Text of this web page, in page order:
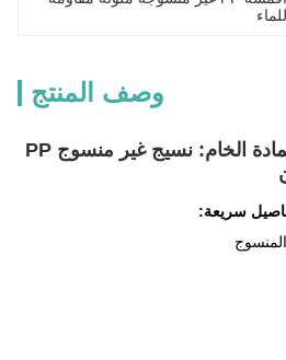
للماء
وصف المنتج
منشفة نظيفة للبشرة المادة الخام: نسيج غير منسوج PP
المنسوج